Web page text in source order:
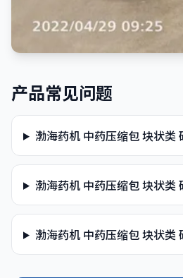
产品常见问题
渤海药机 中药压缩包 块状类
渤海药机 中药压缩包 块状类
渤海药机 中药压缩包 块状类